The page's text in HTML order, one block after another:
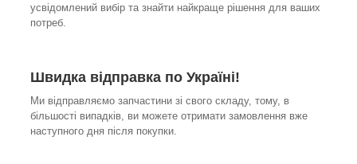
усвідомлений вибір та знайти найкраще рішення для ваших
потреб.
Швидка відправка по Україні!
Ми відправляємо запчастини зі свого складу, тому, в
більшості випадків, ви можете отримати замовлення вже
наступного дня після покупки.